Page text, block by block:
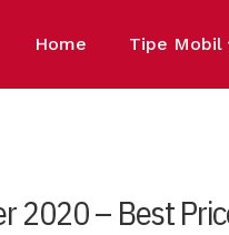
Home Tipe Mobil
2020 – Best